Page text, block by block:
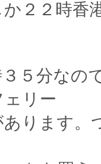
２２時香
５分なの
ェリー
ります。